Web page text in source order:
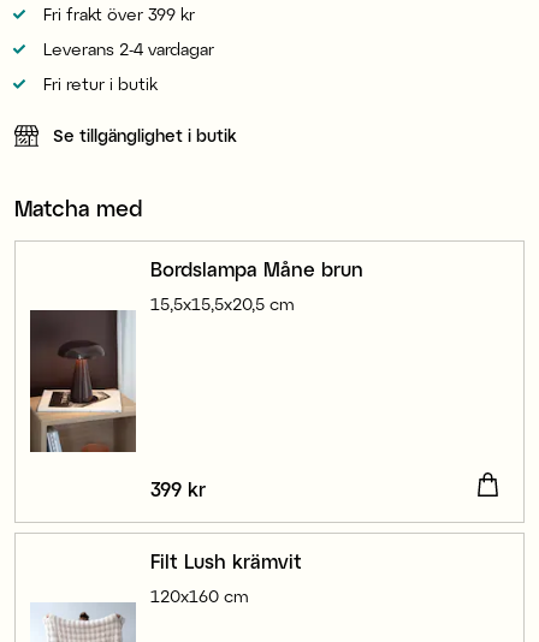
Fri frakt över 399 kr
Leverans 2-4 vardagar
Fri retur i butik
Se tillgänglighet i butik
Matcha med
Bordslampa Måne brun
15,5x15,5x20,5 cm
Pris :399 kr
399 kr
Filt Lush krämvit
120x160 cm